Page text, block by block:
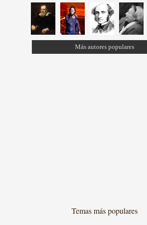
Más autores populares
Temas más populares